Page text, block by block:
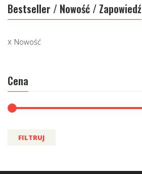
Bestseller / Nowość / Zapowiedź
Nowość
Cena
FILTRUJ